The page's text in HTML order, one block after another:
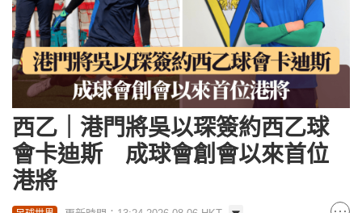
西乙｜港門將吳以琛簽約西乙球
會卡迪斯 成球會創會以來首位
港將